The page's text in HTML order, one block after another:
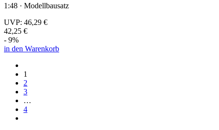
1:48 · Modellbausatz
UVP: 46,29 €
42,25 €
- 9%
in den Warenkorb
1
2
3
…
4